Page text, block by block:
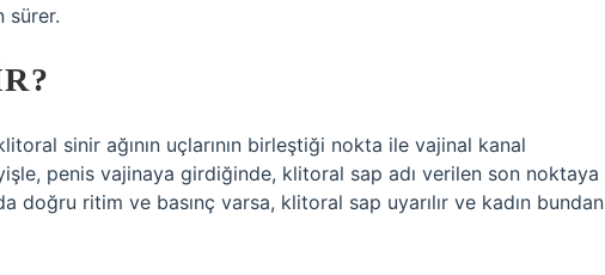
sürer.
sinir ağının uçlarının birleştiği nokta ile vajinal kanal
penis vajinaya girdiğinde, klitoral sap adı verilen son noktaya
doğru ritim ve basınç varsa, klitoral sap uyarılır ve kadın bundan